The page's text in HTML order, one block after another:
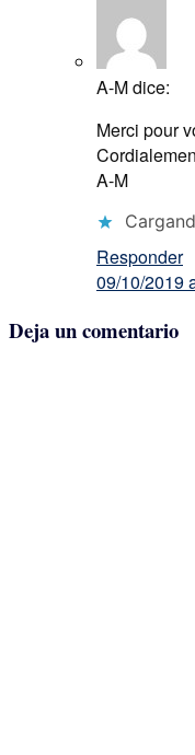
A-Mdice:
Merci pour
A-M
Responder
09/10/2019
Deja un comentario